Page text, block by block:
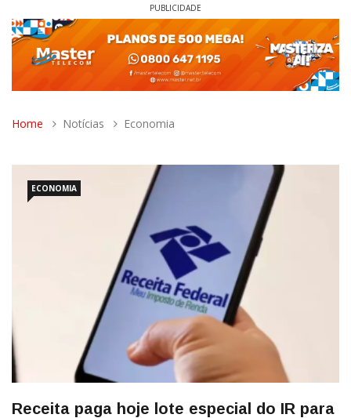
PUBLICIDADE
Home Notícias Economia
ECONOMIA
Receita paga hoje lote especial do IR para